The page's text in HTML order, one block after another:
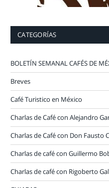
CATEGORÍAS
BOLETÍN SEMANAL CAFÉS DE
Breves
Café Turistico en México
Charlas de Café con Alejandro
Charlas de Café con Don Fausto
Charlas de café con Guillermo
Charlas de café con Rigoberto